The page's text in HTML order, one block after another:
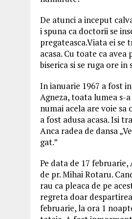
De atunci a inceput
i spuna ca doctorii se
pregateasca.Viata ei se
acasa. Cu toate ca
biserica si se ruga ore
In ianuarie 1967 a fost
Agneza, toata lumea s-
numai acela are voie sa
a fost adusa acasa. Isi
Anca radea de dansa
gat.”
Pe data de 17
de pr. Mihai Rotaru.
rau ca pleaca de pe
regreta doar
februarie, la ora 1